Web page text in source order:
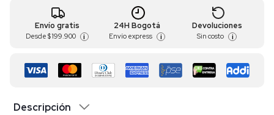
Envío gratis
Desde $ 199.900 i
24H Bogotá
Envío express i
Devoluciones
Sin costo i
Descripción